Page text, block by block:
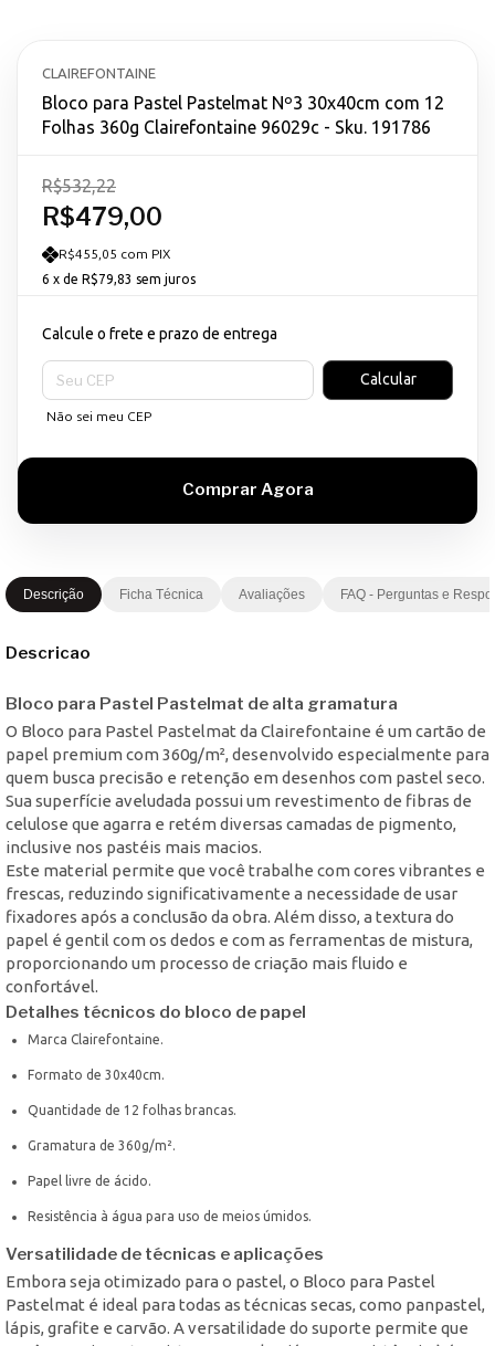
CLAIREFONTAINE
Bloco para Pastel Pastelmat Nº3 30x40cm com 12
Folhas 360g Clairefontaine 96029c - Sku. 191786
R$479,00
R$532,22
R$455,05 com PIX
6 x de R$79,83 sem juros
Calcule o frete e prazo de entrega
Entregas para o CEP:
Calcular
Não sei meu CEP
Descrição Ficha Técnica Avaliações FAQ - Perguntas e
Descricao
Bloco para Pastel Pastelmat de alta gramatura
O Bloco para Pastel Pastelmat da Clairefontaine é um cartão de
papel premium com 360g/m², desenvolvido especialmente para
quem busca precisão e retenção em desenhos com pastel seco.
Sua superfície aveludada possui um revestimento de fibras de
celulose que agarra e retém diversas camadas de pigmento,
inclusive nos pastéis mais macios.
Este material permite que você trabalhe com cores vibrantes e
frescas, reduzindo significativamente a necessidade de usar
fixadores após a conclusão da obra. Além disso, a textura do
papel é gentil com os dedos e com as ferramentas de mistura,
proporcionando um processo de criação mais fluido e
confortável.
Detalhes técnicos do bloco de papel
Marca Clairefontaine.
Formato de 30x40cm.
Quantidade de 12 folhas brancas.
Gramatura de 360g/m².
Papel livre de ácido.
Resistência à água para uso de meios úmidos.
Versatilidade de técnicas e aplicações
Embora seja otimizado para o pastel, o Bloco para Pastel
Pastelmat é ideal para todas as técnicas secas, como panpastel,
lápis, grafite e carvão. A versatilidade do suporte permite que